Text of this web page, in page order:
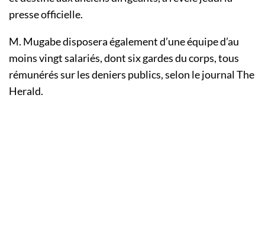
presse officielle.
M. Mugabe disposera également d’une équipe d’au
moins vingt salariés, dont six gardes du corps, tous
rémunérés sur les deniers publics, selon le journal The
Herald.